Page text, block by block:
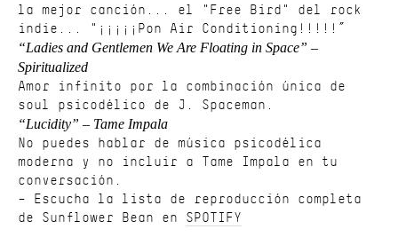
la mejor canción... el "Free Bird" del rock
indie... "¡¡¡¡¡Pon Air Conditioning!!!!!”
“Ladies and Gentlemen We Are Floating in Space” –
Spiritualized
Amor infinito por la combinación única de
soul psicodélico de J. Spaceman.
“Lucidity” – Tame Impala
No puedes hablar de música psicodélica
moderna y no incluir a Tame Impala en tu
conversación.
– Escucha la lista de reproducción completa
de Sunflower Bean en SPOTIFY